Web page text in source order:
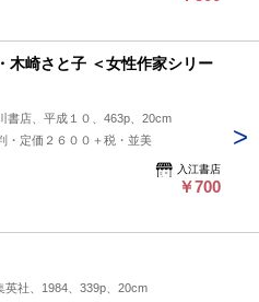
木崎さと子 ＜女性作家シリー
書店、平成１０、463p、20cm
・定価２６００＋税・並美
入江書店
￥700
英社、1984、339p、20cm